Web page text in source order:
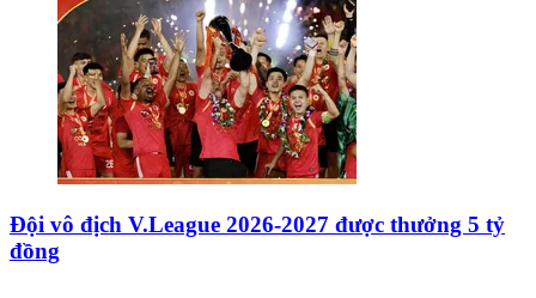
Đội vô địch V.League 2026-2027 được thưởng 5 tỷ
đồng